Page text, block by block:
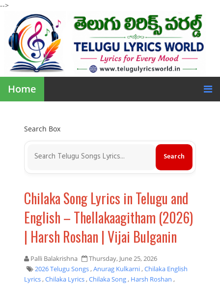
-->
Home
Search Box
Chilaka Song Lyrics in Telugu and
English – Thellakaagitham (2026)
| Harsh Roshan | Vijai Bulganin
Palli Balakrishna
Thursday, June 25, 2026
2026 Telugu Songs,Anurag Kulkarni,Chilaka English
Lyrics,Chilaka Lyrics,Chilaka Song, Harsh Roshan ,